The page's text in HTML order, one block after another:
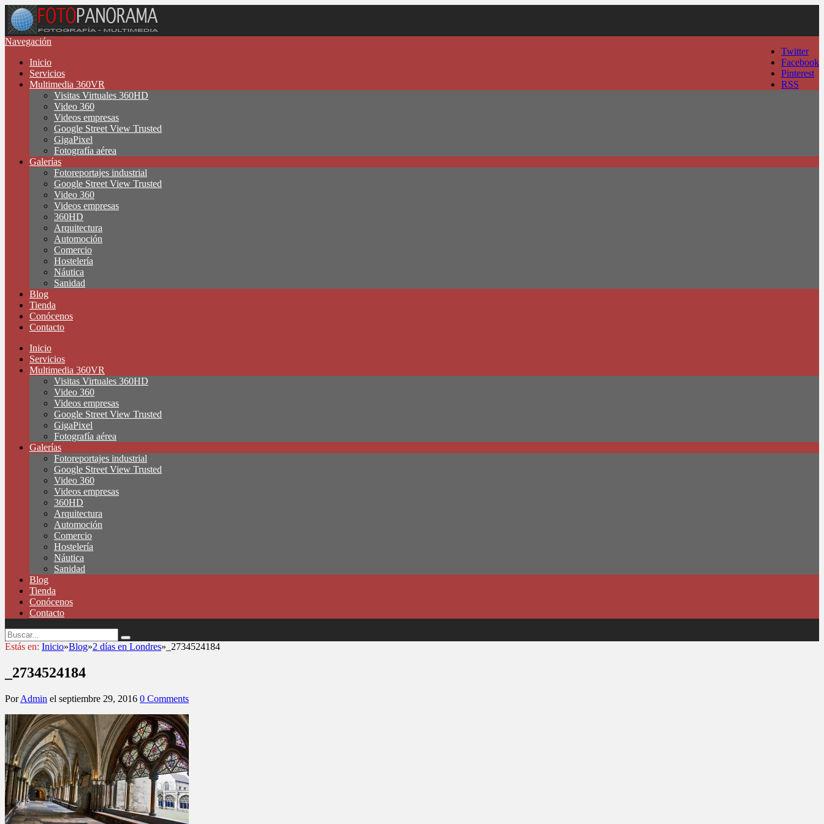
Twitter
Facebook
Pinterest
RSS
Navegación
Inicio
Servicios
Multimedia 360VR
Visitas Virtuales 360HD
Video 360
Videos empresas
Google Street View Trusted
GigaPixel
Fotografía aérea
Galerías
Fotoreportajes industrial
Google Street View Trusted
Video 360
Videos empresas
360HD
Arquitectura
Automoción
Comercio
Hostelería
Náutica
Sanidad
Blog
Tienda
Conócenos
Contacto
Inicio
Servicios
Multimedia 360VR
Visitas Virtuales 360HD
Video 360
Videos empresas
Google Street View Trusted
GigaPixel
Fotografía aérea
Galerías
Fotoreportajes industrial
Google Street View Trusted
Video 360
Videos empresas
360HD
Arquitectura
Automoción
Comercio
Hostelería
Náutica
Sanidad
Blog
Tienda
Conócenos
Contacto
Estás en: Inicio»Blog»2 días en Londres» _2734524184
_2734524184
PorAdmin el septiembre 29, 2016 0 Comments